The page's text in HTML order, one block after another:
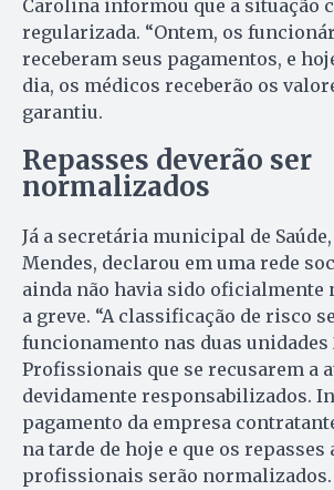
Carolina informou que a situação
regularizada. “Ontem, os
receberam seus pagamentos, e
dia, os médicos receberão os
garantiu.
Repasses deverão ser
normalizados
Já a secretária municipal de
Mendes, declarou em uma rede
ainda não havia sido oficialmente
a greve. “A classificação de risco
funcionamento nas duas unidades
Profissionais que se recusarem a
devidamente responsabilizados.
pagamento da empresa
na tarde de hoje e que os repasses
profissionais serão normalizados.